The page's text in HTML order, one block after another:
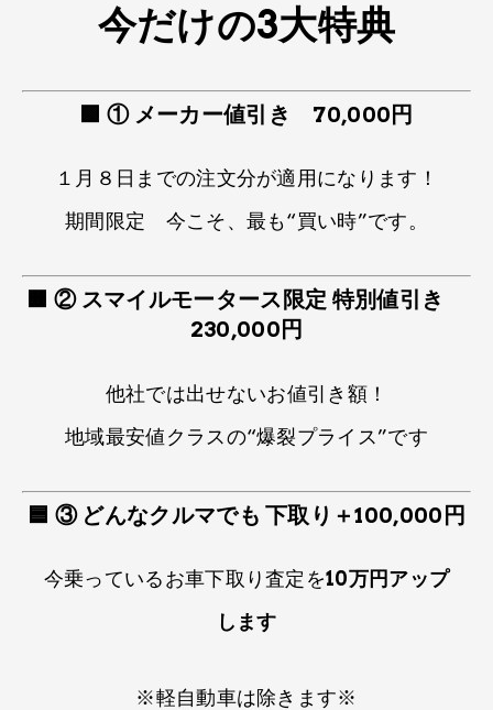
今だけの​3大特典
🟩① メーカー値引き 70,000円
１月８日までの注文分が適用に​なります！​
期間限定 今こそ、​最も“買い時”です。​
🟧② スマイルモータース限定 特別値引き
230,000円
他社では​出せないお値引き額！​
地域最安値クラスの​“爆裂プライス”です
🟦 ③ どんなクルマでも​ 下取り＋100,000円
今乗っているお車下取り査定を​10万円アップ
します
※軽自動車は​除きます※